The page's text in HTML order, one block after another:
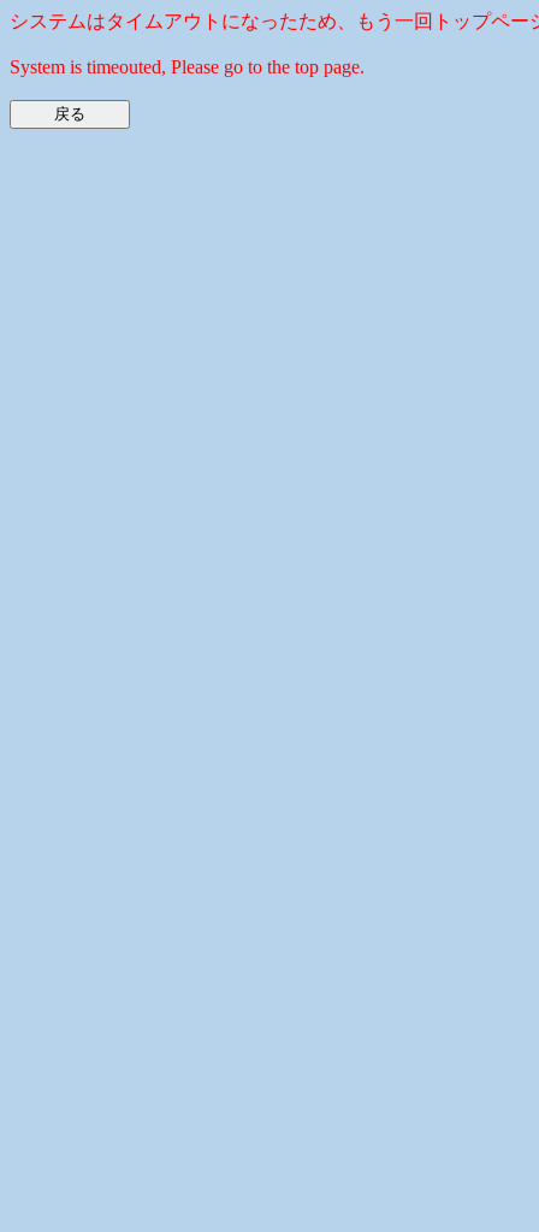
システムはタイムアウトになったため、もう一回トップペー
System is timeouted, Please go to the top page.